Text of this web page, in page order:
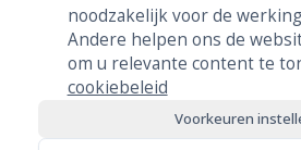
Bestellen, herbestellen en
Word klant
noodzakelijk voor de
Andere helpen ons de
om u relevante content te
cookiebeleid
Voorkeuren